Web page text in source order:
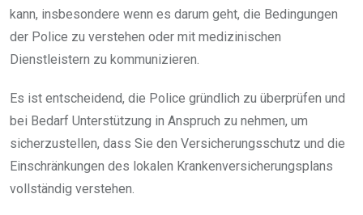
kann, insbesondere wenn es darum geht, die Bedingungen
der Police zu verstehen oder mit medizinischen
Dienstleistern zu kommunizieren.
Es ist entscheidend, die Police gründlich zu überprüfen und
bei Bedarf Unterstützung in Anspruch zu nehmen, um
sicherzustellen, dass Sie den Versicherungsschutz und die
Einschränkungen des lokalen Krankenversicherungsplans
vollständig verstehen.